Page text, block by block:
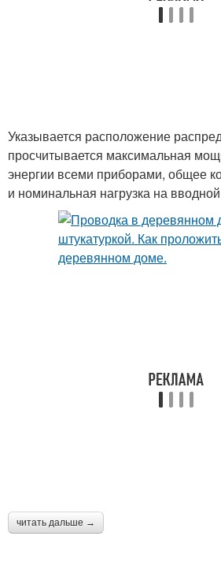
Указывается расположение
просчитывается максимальная
энергии всеми приборами, общее
и номинальная нагрузка на
читать дальше →